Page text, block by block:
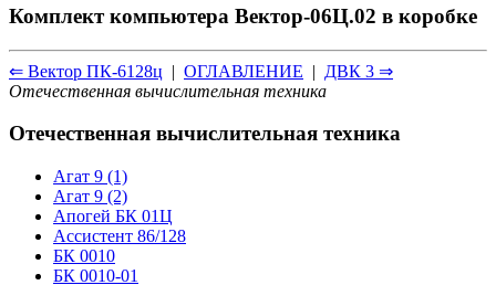
Комплект компьютера Вектор-06Ц.02 в коробке
⇐ Вектор ПК-6128ц | ОГЛАВЛЕНИЕ | ДВК 3 ⇒
Отечественная вычислительная техника
Отечественная вычислительная техника
Агат 9 (1)
Агат 9 (2)
Апогей БК 01Ц
Ассистент 86/128
БК 0010
БК 0010-01